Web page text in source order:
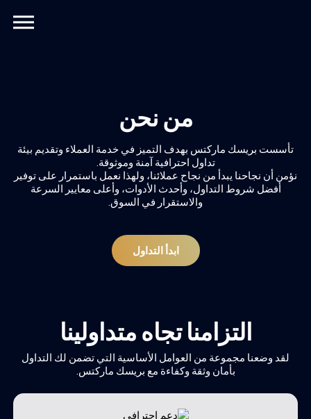
من نحن
تأسست بريسك ماركتس بهدف التميز في خدمة العملاء وتقديم بيئة
تداول احترافية آمنة وموثوقة.
نؤمن أن نجاحنا يبدأ من نجاح عملائنا، ولهذا نعمل باستمرار على توفير
أفضل شروط التداول، وأحدث الأدوات، وأعلى معايير السرعة
والاستقرار في السوق.
ابدأ التداول
التزامنا تجاه متداولينا
لقد وضعنا مجموعة من العوامل الأساسية التي تضمن لك التداول
بأمان وثقة وكفاءة مع بريسك ماركتس.